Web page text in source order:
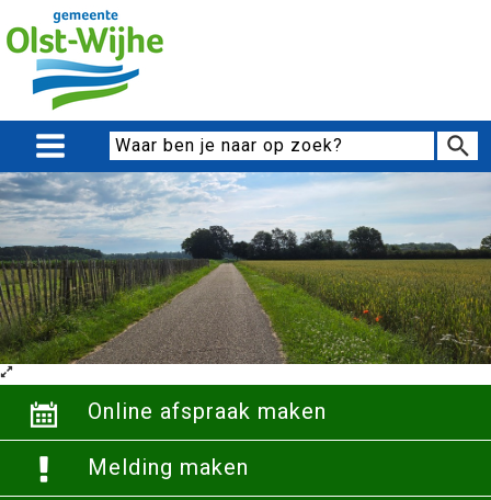
Online afspraak maken
Melding maken